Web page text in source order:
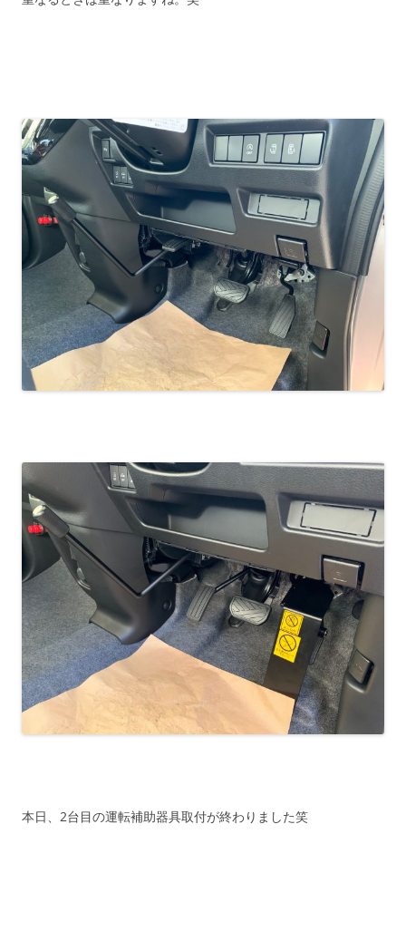
本日、2台目の運転補助器具取付が終わりました笑